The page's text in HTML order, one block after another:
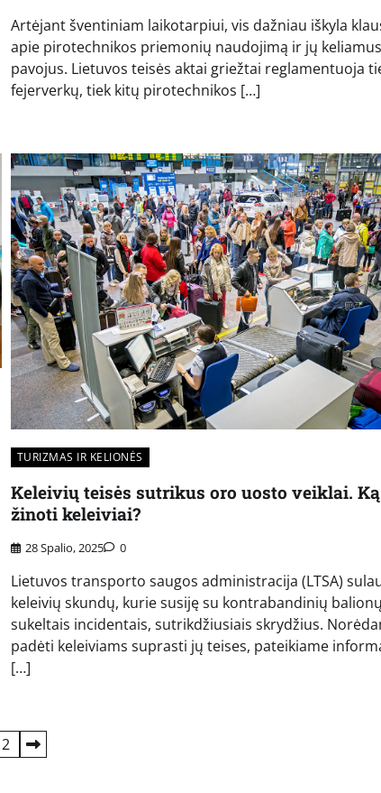
Artėjant šventiniam laikotarpiui, vis dažniau iškyla
apie pirotechnikos priemonių naudojimą ir jų keliamus
pavojus. Lietuvos teisės aktai griežtai reglamentuoja
fejerverkų, tiek kitų pirotechnikos […]
TURIZMAS IR KELIONĖS
Keleivių teisės sutrikus oro uosto veiklai.
žinoti keleiviai?
28 Spalio, 2025 0
Lietuvos transporto saugos administracija (LTSA)
keleivių skundų, kurie susiję su kontrabandinių
sukeltais incidentais, sutrikdžiusiais skrydžius.
padėti keleiviams suprasti jų teises, pateikiame
[…]
2